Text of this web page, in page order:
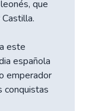
que
este
española
emperador
conquistas